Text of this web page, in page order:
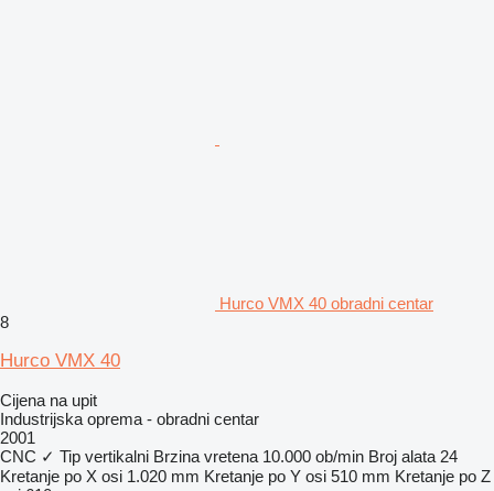
Hurco VMX 40 obradni centar
8
Hurco VMX 40
Cijena na upit
Industrijska oprema - obradni centar
2001
CNC ✓ Tip vertikalni Brzina vretena 10.000 ob/min Broj alata 24
Kretanje po X osi 1.020 mm Kretanje po Y osi 510 mm Kretanje po Z